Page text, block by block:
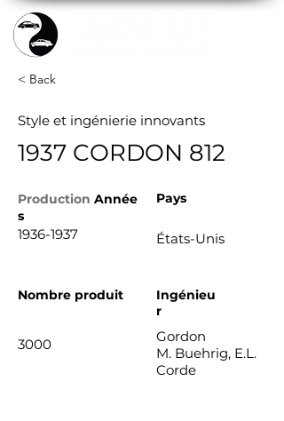
< Back
Style et ingénierie innovants
1937 CORDON 812
Production Année
s
1936-1937
Pays
États-Unis
Nombre produit
3000
Ingénieu
r
Gordon
M. Buehrig, E.L.
Corde